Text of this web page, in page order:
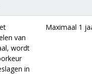
van
wordt
in
Maximaal 1